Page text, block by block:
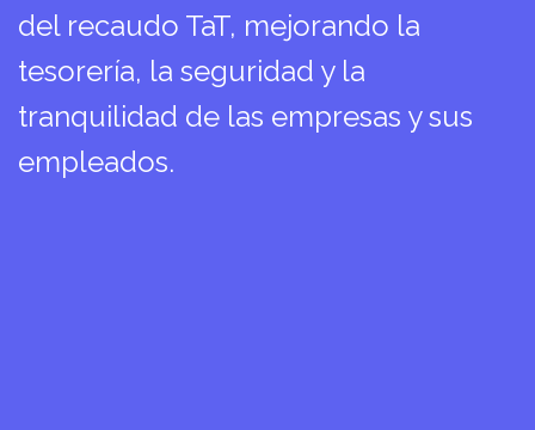
del recaudo TaT, mejorando la
tesorería, la seguridad y la
tranquilidad de las empresas y sus
empleados.